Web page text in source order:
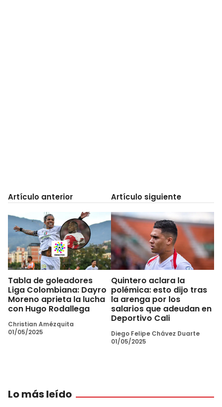
Artículo anterior
Tabla de goleadores
Liga Colombiana: Dayro
Moreno aprieta la lucha
con Hugo Rodallega
Christian Amézquita
01/05/2025
Artículo siguiente
Quintero aclara la
polémica: esto dijo tras
la arenga por los
salarios que adeudan en
Deportivo Cali
Diego Felipe Chávez Duarte
01/05/2025
Lo más leído